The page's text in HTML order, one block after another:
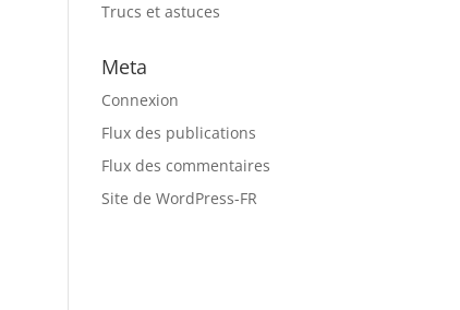
Trucs et astuces
Meta
Connexion
Flux des publications
Flux des commentaires
Site de WordPress-FR